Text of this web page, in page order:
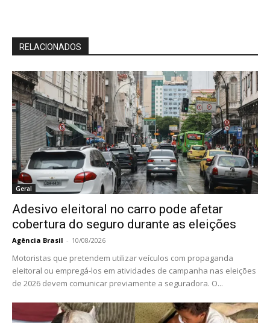
RELACIONADOS
Geral
Adesivo eleitoral no carro pode afetar
cobertura do seguro durante as eleições
Agência Brasil - 10/08/2026
Motoristas que pretendem utilizar veículos com propaganda
eleitoral ou empregá-los em atividades de campanha nas eleições
de 2026 devem comunicar previamente a seguradora. O...